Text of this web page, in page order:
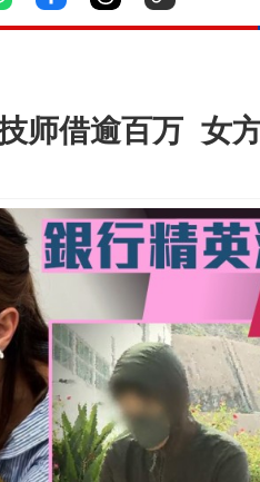
师借逾百万 女